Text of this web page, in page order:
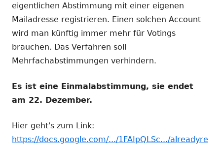
eigentlichen Abstimmung mit einer eigenen
Mailadresse registrieren. Einen solchen Account
wird man künftig immer mehr für Votings
brauchen. Das Verfahren soll
Mehrfachabstimmungen verhindern.
Es ist eine Einmalabstimmung, sie endet
am 22. Dezember.
Hier geht's zum Link:
https://docs.google.com/.../1FAIpQLSc.../alreadyre